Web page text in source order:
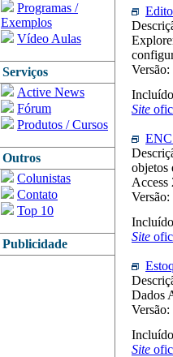
Programas /
Exemplos
Vídeo Aulas
Serviços
Active News
Fórum
Produtos / Cursos
Outros
Colunistas
Contato
Top 10
Publicidade
Site
objetos
Access
Site
Dados
Site